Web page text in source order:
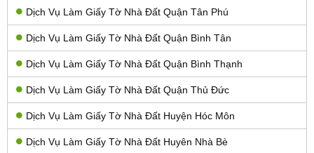
Dịch Vụ Làm Giấy Tờ Nhà Đất Quận Tân Phú
Dịch Vụ Làm Giấy Tờ Nhà Đất Quận Bình Tân
Dịch Vụ Làm Giấy Tờ Nhà Đất Quận Bình Thạnh
Dịch Vụ Làm Giấy Tờ Nhà Đất Quận Thủ Đức
Dịch Vụ Làm Giấy Tờ Nhà Đất Huyện Hóc Môn
Dịch Vụ Làm Giấy Tờ Nhà Đất Huyên Nhà Bè